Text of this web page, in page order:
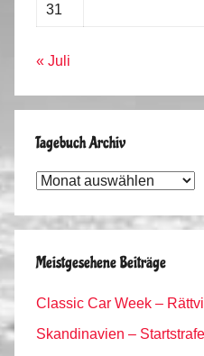
31
« Juli
Tagebuch Archiv
Tagebuch
Meistgesehene Beiträge
Classic Car Week –
Skandinavien – Startstrafe